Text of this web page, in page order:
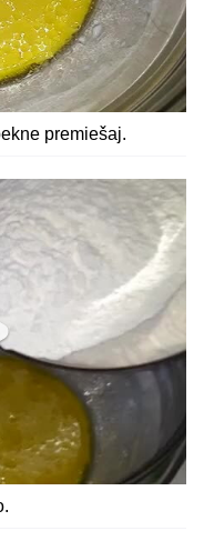
premiešaj.